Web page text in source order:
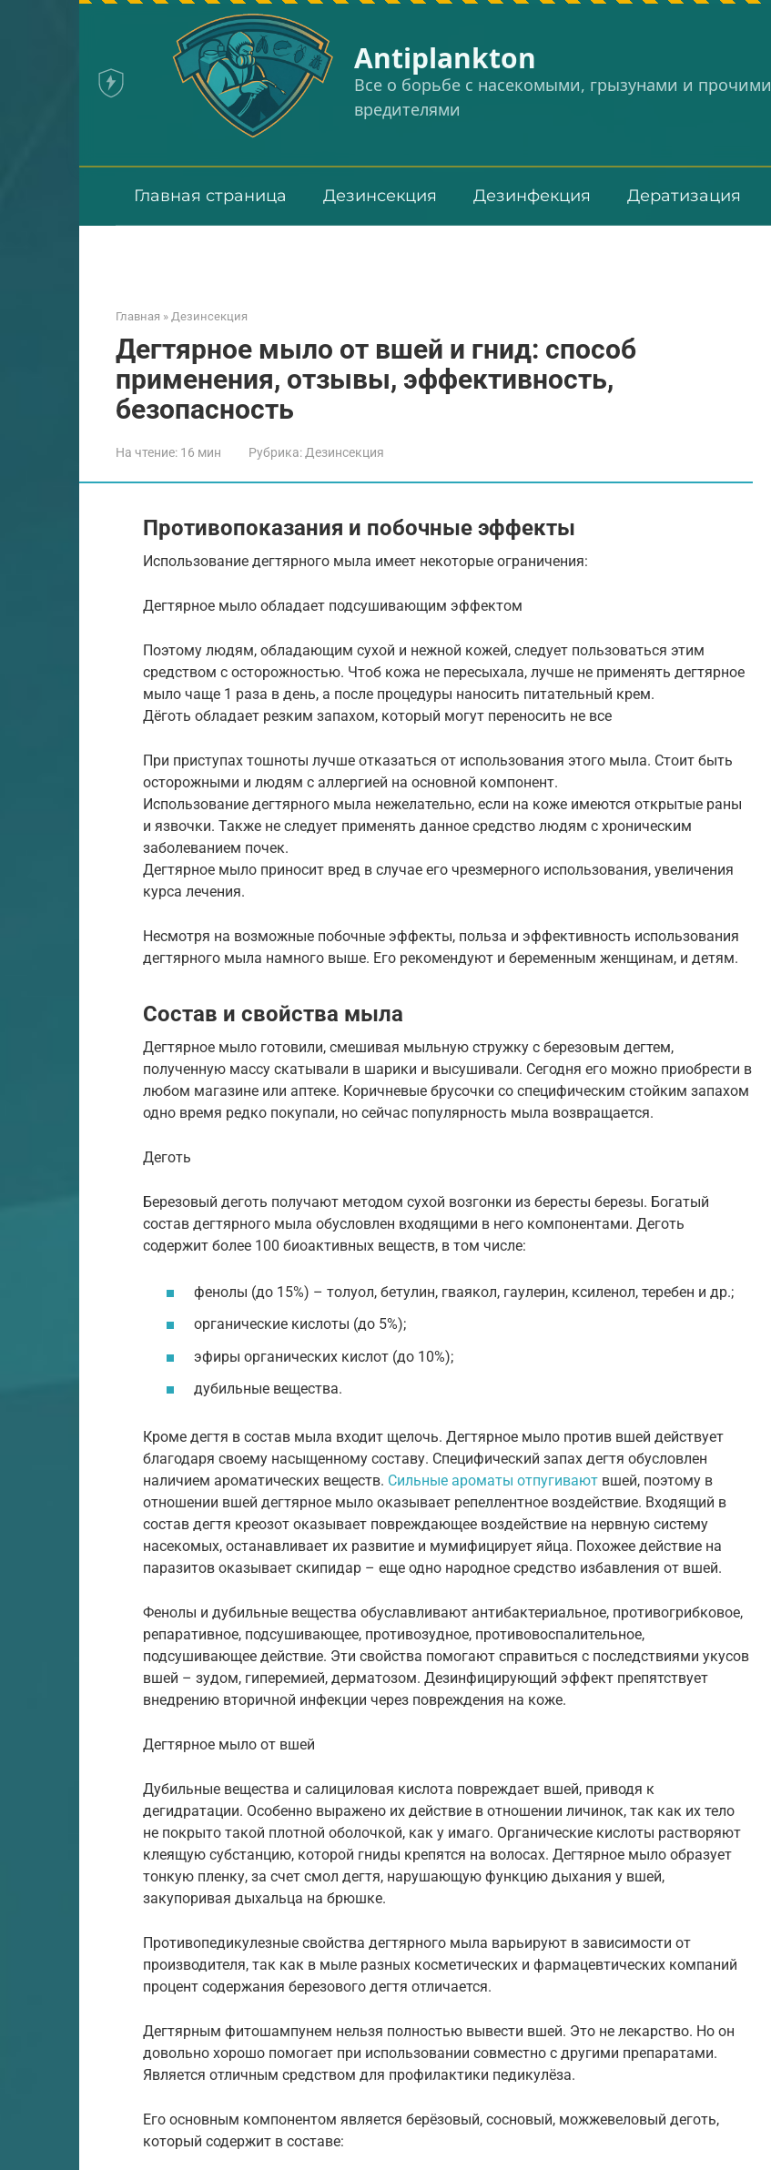
Аntiplankton
Все о борьбе с насекомыми, грызунами и прочими
вредителями
Главная страница Дезинсекция Дезинфекция Дератизация
Главная » Дезинсекция
Дегтярное мыло от вшей и гнид: способ
применения, отзывы, эффективность,
безопасность
На чтение: 16 мин Рубрика: Дезинсекция
Противопоказания и побочные эффекты
Использование дегтярного мыла имеет некоторые ограничения:
Дегтярное мыло обладает подсушивающим эффектом
Поэтому людям, обладающим сухой и нежной кожей, следует пользоваться этим
средством с осторожностью. Чтоб кожа не пересыхала, лучше не применять дегтярное
мыло чаще 1 раза в день, а после процедуры наносить питательный крем.
Дёготь обладает резким запахом, который могут переносить не все
При приступах тошноты лучше отказаться от использования этого мыла. Стоит быть
осторожными и людям с аллергией на основной компонент.
Использование дегтярного мыла нежелательно, если на коже имеются открытые раны
и язвочки. Также не следует применять данное средство людям с хроническим
заболеванием почек.
Дегтярное мыло приносит вред в случае его чрезмерного использования, увеличения
курса лечения.
Несмотря на возможные побочные эффекты, польза и эффективность использования
дегтярного мыла намного выше. Его рекомендуют и беременным женщинам, и детям.
Состав и свойства мыла
Дегтярное мыло готовили, смешивая мыльную стружку с березовым дегтем,
полученную массу скатывали в шарики и высушивали. Сегодня его можно приобрести в
любом магазине или аптеке. Коричневые брусочки со специфическим стойким запахом
одно время редко покупали, но сейчас популярность мыла возвращается.
Деготь
Березовый деготь получают методом сухой возгонки из бересты березы. Богатый
состав дегтярного мыла обусловлен входящими в него компонентами. Деготь
содержит более 100 биоактивных веществ, в том числе:
фенолы (до 15%) – толуол, бетулин, гваякол, гаулерин, ксиленол, теребен и др.;
органические кислоты (до 5%);
эфиры органических кислот (до 10%);
дубильные вещества.
Кроме дегтя в состав мыла входит щелочь. Дегтярное мыло против вшей действует
благодаря своему насыщенному составу. Специфический запах дегтя обусловлен
наличием ароматических веществ. Сильные ароматы отпугивают вшей, поэтому в
отношении вшей дегтярное мыло оказывает репеллентное воздействие. Входящий в
состав дегтя креозот оказывает повреждающее воздействие на нервную систему
насекомых, останавливает их развитие и мумифицирует яйца. Похожее действие на
паразитов оказывает скипидар – еще одно народное средство избавления от вшей.
Фенолы и дубильные вещества обуславливают антибактериальное, противогрибковое,
репаративное, подсушивающее, противозудное, противовоспалительное,
подсушивающее действие. Эти свойства помогают справиться с последствиями укусов
вшей – зудом, гиперемией, дерматозом. Дезинфицирующий эффект препятствует
внедрению вторичной инфекции через повреждения на коже.
Дегтярное мыло от вшей
Дубильные вещества и салициловая кислота повреждает вшей, приводя к
дегидратации. Особенно выражено их действие в отношении личинок, так как их тело
не покрыто такой плотной оболочкой, как у имаго. Органические кислоты растворяют
клеящую субстанцию, которой гниды крепятся на волосах. Дегтярное мыло образует
тонкую пленку, за счет смол дегтя, нарушающую функцию дыхания у вшей,
закупоривая дыхальца на брюшке.
Противопедикулезные свойства дегтярного мыла варьируют в зависимости от
производителя, так как в мыле разных косметических и фармацевтических компаний
процент содержания березового дегтя отличается.
Дегтярным фитошампунем нельзя полностью вывести вшей. Это не лекарство. Но он
довольно хорошо помогает при использовании совместно с другими препаратами.
Является отличным средством для профилактики педикулёза.
Его основным компонентом является берёзовый, сосновый, можжевеловый деготь,
который содержит в составе: